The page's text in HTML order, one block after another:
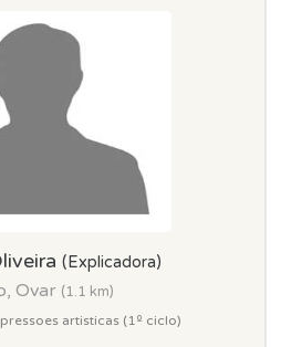
(Explicadora)
Ovar (1.1 km)
artisticas (1º ciclo)